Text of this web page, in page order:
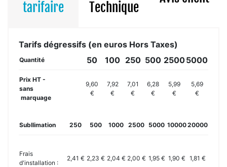
tarifaire
Technique
Tarifs dégressifs (en euros Hors Taxes)
Quantité 50 100 250 500 25005000
Prix HT -
sans
marquage
9,60
€
7,92
€
7,01
€
6,28
€
5,99
€
5,69
€
Subllimation 250 500 1000 2500 5000 1000020000
Frais
d'installation :
2,41 € 2,23 € 2,04 € 2,00 € 1,95 € 1,90 € 1,81 €